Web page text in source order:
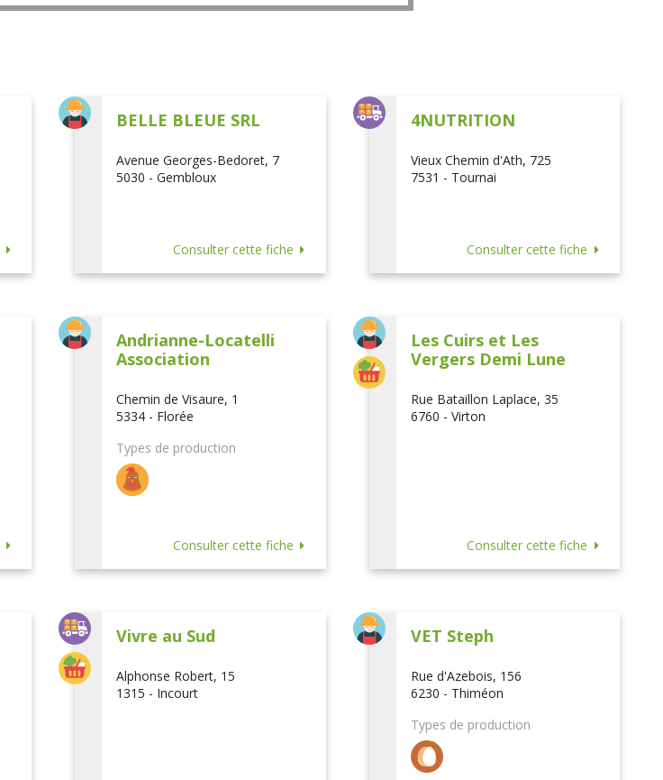
BELLE BLEUE SRL
Avenue Georges-Bedoret, 7
5030 - Gembloux
Consulter cette fiche
4NUTRITION
Vieux Chemin d'Ath, 725
7531 - Tournai
Consulter cette fiche
Andrianne-Locatelli
Association
Chemin de Visaure, 1
5334 - Florée
Types de production
Consulter cette fiche
Les Cuirs et Les
Vergers Demi Lune
Rue Bataillon Laplace, 35
6760 - Virton
Consulter cette fiche
Vivre au Sud
Alphonse Robert, 15
1315 - Incourt
VET Steph
Rue d'Azebois, 156
6230 - Thiméon
Types de production